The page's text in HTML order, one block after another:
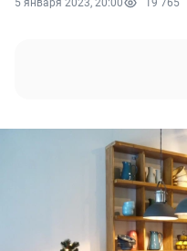
5 января 2023, 20:00 19 765